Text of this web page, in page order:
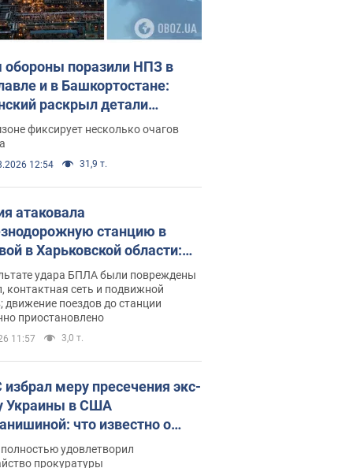
поразили НПЗ в
и в Башкортостане:
раскрыл детали
Фото и видео
фиксирует несколько очагов
12:54 31,9 т.
атаковала
станцию в
в Харьковской области:
и раненые
удара БПЛА были повреждены
контактная сеть и подвижной
движение поездов до станции
приостановлено
11:57 3,0 т.
меру пресечения экс-
Украины в США
что известно о
удовлетворил
прокуратуры